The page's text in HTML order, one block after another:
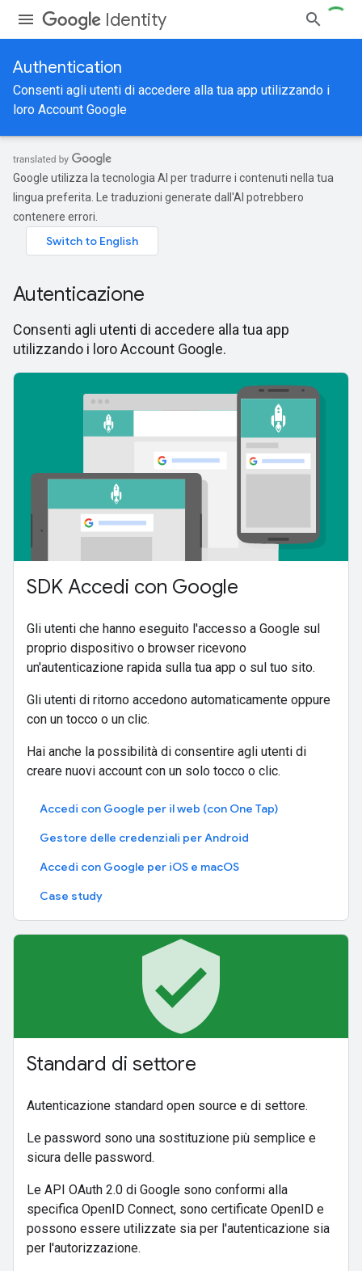
Identity
Authentication
Consenti agli utenti di accedere alla tua app utilizzando i
loro Account Google
Google utilizza la tecnologia AI per tradurre i contenuti nella tua
lingua preferita. Le traduzioni generate dall'AI potrebbero
contenere errori.
Autenticazione
Consenti agli utenti di accedere alla tua app
utilizzando i loro Account Google.
SDK Accedi con Google
Gli utenti che hanno eseguito l'accesso a Google sul
proprio dispositivo o browser ricevono
un'autenticazione rapida sulla tua app o sul tuo sito.
Gli utenti di ritorno accedono automaticamente oppure
con un tocco o un clic.
Hai anche la possibilità di consentire agli utenti di
creare nuovi account con un solo tocco o clic.
Accedi con Google per il web (con One Tap)
Gestore delle credenziali per Android
Accedi con Google per iOS e macOS
Case study
verified_user
Standard di settore
Autenticazione standard open source e di settore.
Le password sono una sostituzione più semplice e
sicura delle password.
Le API OAuth 2.0 di Google sono conformi alla
specifica OpenID Connect, sono certificate OpenID e
possono essere utilizzate sia per l'autenticazione sia
per l'autorizzazione.